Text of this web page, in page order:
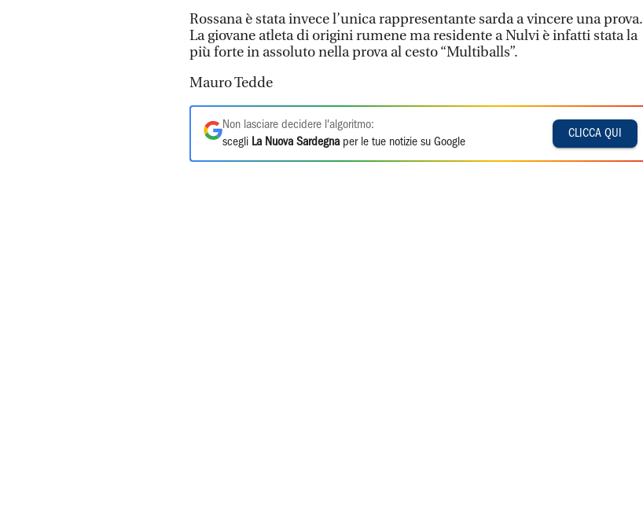
Rossana è stata invece l’unica rappresentante sarda a vincere una prova.
La giovane atleta di origini rumene ma residente a Nulvi è infatti stata la
più forte in assoluto nella prova al cesto “Multiballs”.
Mauro Tedde
Non lasciare decidere l'algoritmo:
scegli La Nuova Sardegna per le tue notizie su Google
CLICCA QUI